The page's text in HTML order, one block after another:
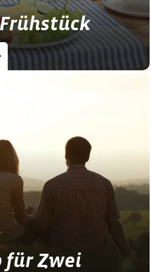
zum reichhaltigen
etwas…
für Zwei